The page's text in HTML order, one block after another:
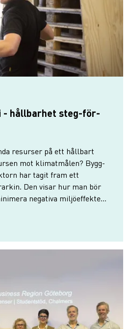
- hållbarhet steg-för-
resurser på ett hållbart
mot klimatmålen? Bygg-
har tagit fram ett
Den visar hur man bör
negativa miljöeffekter,